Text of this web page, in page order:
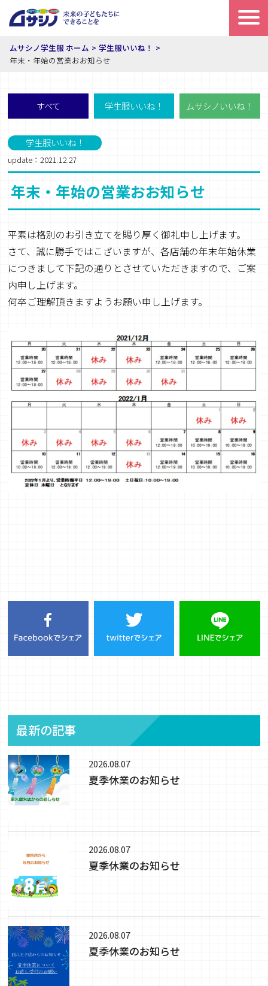
ムサシノ学生服 ホーム
学生服いいね！
年末・年始の営業おお知らせ
すべて 学生服いいね！ ムサシノいいね！
学生服いいね！
update：2021.12.27
年末・年始の営業おお知らせ
平素は格別のお引き立てを賜り厚く御礼申し上げます。
さて、誠に勝手ではこざいますが、各店舗の年末年始休業
につきまして下記の通りとさせていただきますので、ご案
内申し上げます。
何卒ご理解頂きますようお願い申し上げます。
最新の記事
2026.08.07
夏季休業のお知らせ
2026.08.07
夏季休業のお知らせ
2026.08.07
夏季休業のお知らせ